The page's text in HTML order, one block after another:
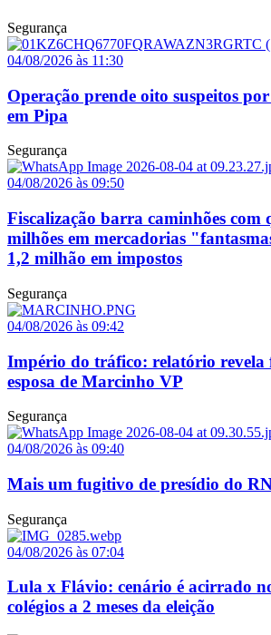
Segurança
04/08/2026 às 11:30
Operação prende oito suspeitos
em Pipa
Segurança
04/08/2026 às 09:50
Fiscalização barra caminhões com
milhões em mercadorias
1,2 milhão em impostos
Segurança
04/08/2026 às 09:42
Império do tráfico: relatório revela
esposa de Marcinho VP
Segurança
04/08/2026 às 09:40
Mais um fugitivo de presídio do
Segurança
04/08/2026 às 07:04
Lula x Flávio: cenário é acirrado
colégios a 2 meses da eleição